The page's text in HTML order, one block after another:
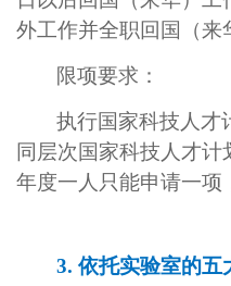
外工作并全职回国（来
限项要求：
执行国家科技人才
同层次国家科技人才
年度一人只能申请一项
3. 依托实验室的五